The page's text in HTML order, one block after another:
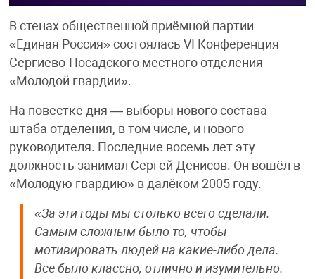
В стенах общественной приёмной партии
«Единая Россия» состоялась VI Конференция
Сергиево-Посадского местного отделения
«Молодой гвардии».
На повестке дня — выборы нового состава
штаба отделения, в том числе, и нового
руководителя. Последние восемь лет эту
должность занимал Сергей Денисов. Он вошёл в
«Молодую гвардию» в далëком 2005 году.
«За эти годы мы столько всего сделали.
Самым сложным было то, чтобы
мотивировать людей на какие-либо дела.
Все было классно, отлично и изумительно.